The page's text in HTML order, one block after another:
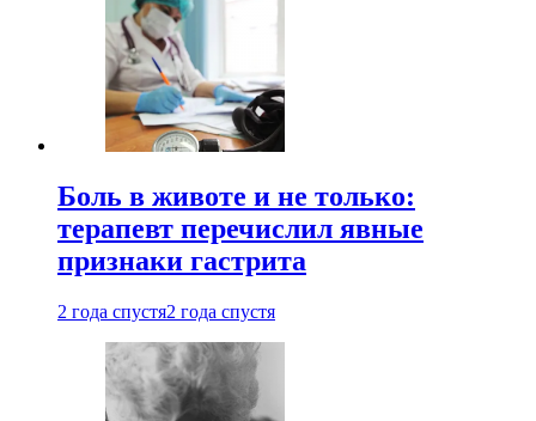
Боль в животе и не только:
терапевт перечислил явные
признаки гастрита
2 года спустя2 года спустя